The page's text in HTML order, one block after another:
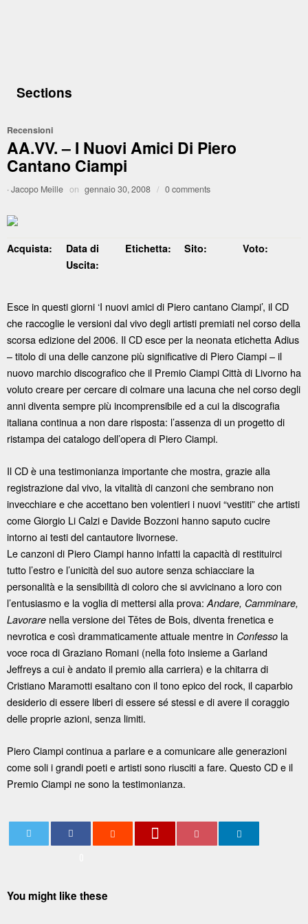
Sections
Recensioni
AA.VV. – I Nuovi Amici Di Piero
Cantano Ciampi
·Jacopo Meille on gennaio 30, 2008 / 0 comments
Acquista:
Data di
Uscita:
Etichetta: Sito: Voto:
Esce in questi giorni ‘I nuovi amici di Piero cantano Ciampi’, il CD
che raccoglie le versioni dal vivo degli artisti premiati nel corso della
scorsa edizione del 2006. Il CD esce per la neonata etichetta Adius
– titolo di una delle canzone più significative di Piero Ciampi – il
nuovo marchio discografico che il Premio Ciampi Città di Livorno ha
voluto creare per cercare di colmare una lacuna che nel corso degli
anni diventa sempre più incomprensibile ed a cui la discografia
italiana continua a non dare risposta: l’assenza di un progetto di
ristampa dei catalogo dell’opera di Piero Ciampi.
Il CD è una testimonianza importante che mostra, grazie alla
registrazione dal vivo, la vitalità di canzoni che sembrano non
invecchiare e che accettano ben volentieri i nuovi “vestiti” che artisti
come Giorgio Li Calzi e Davide Bozzoni hanno saputo cucire
intorno ai testi del cantautore livornese.
Le canzoni di Piero Ciampi hanno infatti la capacità di restituirci
tutto l’estro e l’unicità del suo autore senza schiacciare la
personalità e la sensibilità di coloro che si avvicinano a loro con
l’entusiasmo e la voglia di mettersi alla prova: Andare, Camminare,
Lavorare nella versione dei Tětes de Bois, diventa frenetica e
nevrotica e così drammaticamente attuale mentre in Confesso la
voce roca di Graziano Romani (nella foto insieme a Garland
Jeffreys a cui è andato il premio alla carriera) e la chitarra di
Cristiano Maramotti esaltano con il tono epico del rock, il caparbio
desiderio di essere liberi di essere sé stessi e di avere il coraggio
delle proprie azioni, senza limiti.
Piero Ciampi continua a parlare e a comunicare alle generazioni
come soli i grandi poeti e artisti sono riusciti a fare. Questo CD e il
Premio Ciampi ne sono la testimonianza.
You might like these